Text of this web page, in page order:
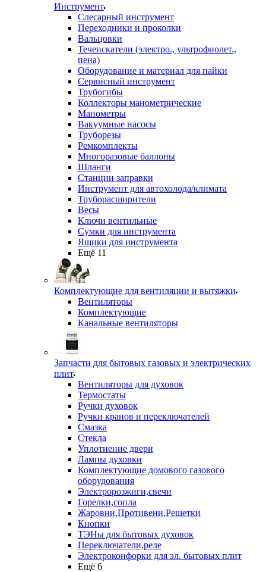
Инструмент
Слесарный инструмент
Переходники и проколки
Вальцовки
Течеискатели (электро., ультрофиолет.,
пена)
Оборудование и материал для пайки
Сервисный инструмент
Трубогибы
Коллекторы манометрические
Манометры
Вакуумные насосы
Труборезы
Ремкомплекты
Многоразовые баллоны
Шланги
Станции заправки
Инструмент для автохолода/климата
Труборасширители
Весы
Ключи вентильные
Сумки для инструмента
Ящики для инструмента
Ещё 11
Комплектующие для вентиляции и вытяжки
Вентиляторы
Комплектующие
Канальные вентиляторы
Запчасти для бытовых газовых и электрических
плит
Вентиляторы для духовок
Термостаты
Ручки духовок
Ручки кранов и переключателей
Смазка
Стекла
Уплотнение двери
Лампы духовки
Комплектующие домового газового
оборудования
Электророзжиги,свечи
Горелки,сопла
Жаровни,Противени,Решетки
Кнопки
ТЭНы для бытовых духовок
Переключатели,реле
Электроконфорки для эл. бытовых плит
Ещё 6